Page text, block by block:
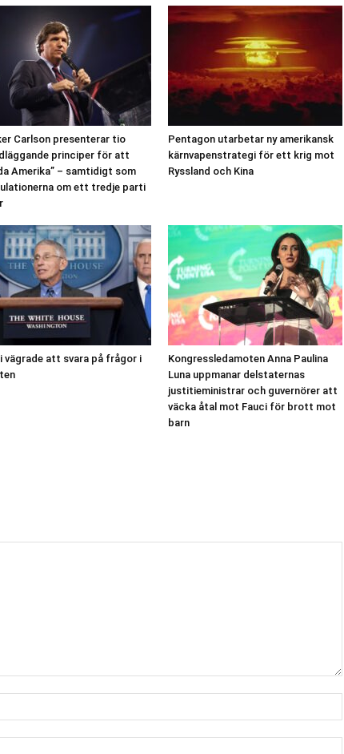
Carlson presenterar tio
principer för att
Amerika” – samtidigt som
om ett tredje parti
Pentagon utarbetar ny amerikansk
kärnvapenstrategi för ett krig mot
Ryssland och Kina
vägrade att svara på frågor i
Kongressledamoten Anna Paulina
Luna uppmanar delstaternas
justitieministrar och guvernörer att
väcka åtal mot Fauci för brott mot
barn